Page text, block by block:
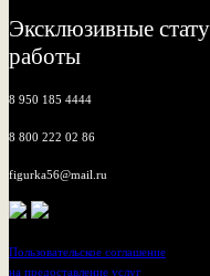
Эксклюзивные
работы
8 950 185 4444
8 800 222 02 86
figurka56@mail.ru
Пользовательское соглашение
на предоставление услуг